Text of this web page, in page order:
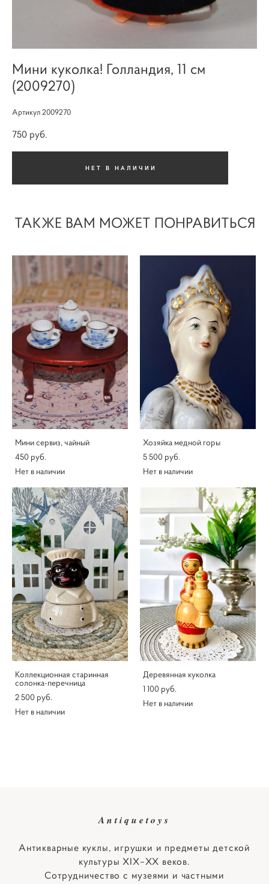
Мини куколка! Голландия, 11 см
(2009270)
Артикул 2009270
750 pуб.
НЕТ В НАЛИЧИИ
ТАКЖЕ ВАМ МОЖЕТ ПОНРАВИТЬСЯ
Мини сервиз, чайный
450 pуб.
Нет в наличии
Хозяйка медной горы
5 500 pуб.
Нет в наличии
Коллекционная старинная
солонка-перечница
2 500 pуб.
Нет в наличии
Деревянная куколка
1 100 pуб.
Нет в наличии
Antiquetoys
Антикварные куклы, игрушки и предметы детской
культуры XIX–XX веков.
Сотрудничество с музеями и частными